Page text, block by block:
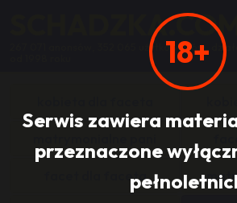
18+
Serwis zawiera
przeznaczone
SCHADZKA.COM
267 071 anonsów, 352 065 użytkowników, działa
facet dla faceta